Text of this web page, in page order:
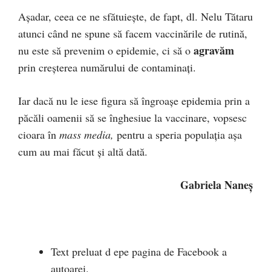
Așadar, ceea ce ne sfătuiește, de fapt, dl. Nelu Tătaru
atunci când ne spune să facem vaccinările de rutină,
nu este să prevenim o epidemie, ci să o agravăm
prin creșterea numărului de contaminați.
Iar dacă nu le iese figura să îngroașe epidemia prin a
păcăli oamenii să se înghesiue la vaccinare, vopsesc
cioara în mass media, pentru a speria populația așa
cum au mai făcut și altă dată.
Gabriela Naneș
Text preluat d epe pagina de Facebook a
autoarei.